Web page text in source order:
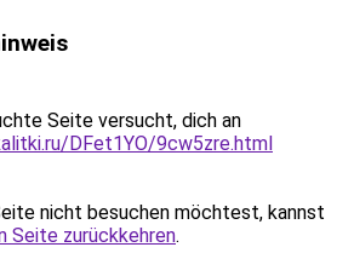
Seite versucht, dich an
DFet1YO/9cw5zre.html
nicht besuchen möchtest, kannst
Seite zurückkehren.